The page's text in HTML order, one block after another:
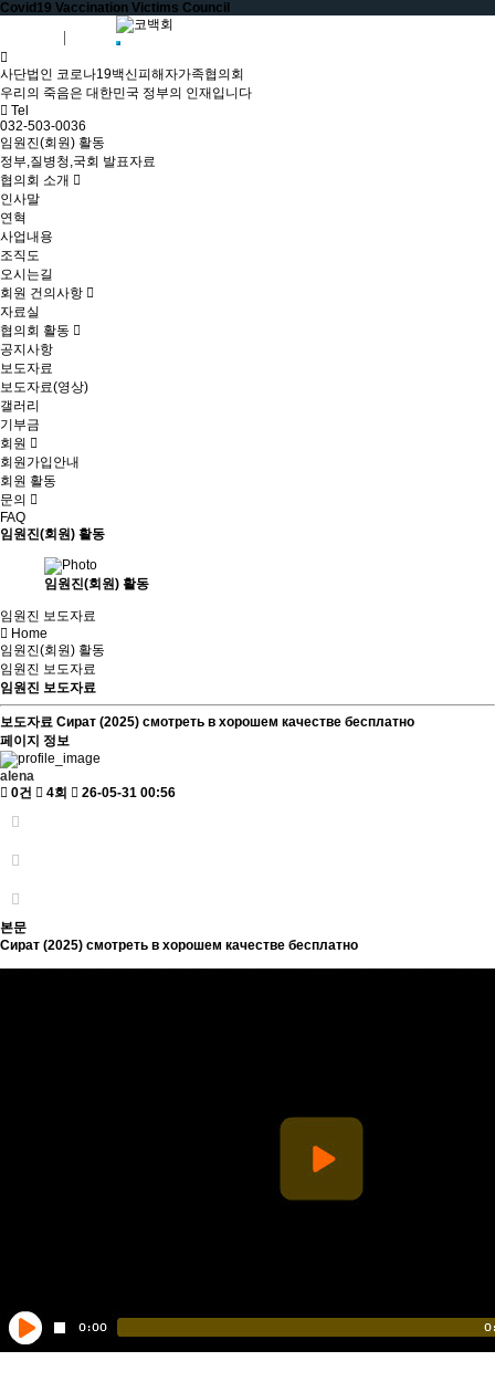
Covid19 Vaccination Victims Council
사단법인 코로나19백신피해자가족협의회
우리의 죽음은 대한민국 정부의 인재입니다
Tel
032-503-0036
임원진(회원) 활동
정부,질병청,국회 발표자료
협의회 소개
인사말
연혁
사업내용
조직도
오시는길
회원 건의사항
자료실
협의회 활동
공지사항
보도자료
보도자료(영상)
갤러리
기부금
회원
회원가입안내
회원 활동
문의
FAQ
임원진(회원) 활동
임원진(회원) 활동
임원진 보도자료
Home
임원진(회원) 활동
임원진 보도자료
임원진 보도자료
보도자료 Сират (2025) смотреть в хорошем качестве бесплатно
페이지 정보
alena
0건
4회 26-05-31 00:56
본문
Сират (2025) смотреть в хорошем качестве бесплатно